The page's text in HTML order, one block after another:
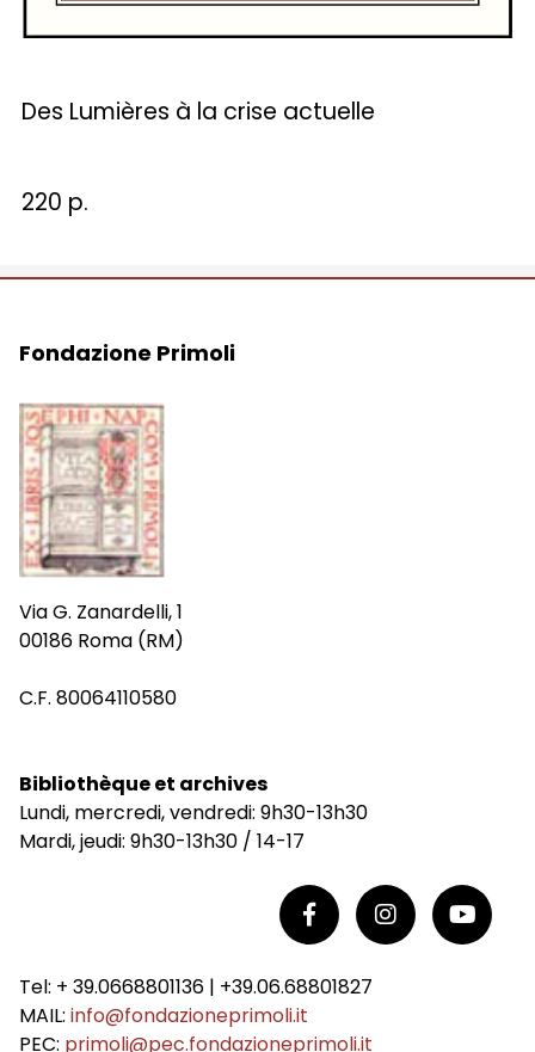
Des Lumières à la crise actuelle
220 p.
Fondazione Primoli
Via G. Zanardelli, 1
00186 Roma (RM)
C.F. 80064110580
Bibliothèque et archives
Lundi, mercredi, vendredi: 9h30-13h30
Mardi, jeudi: 9h30-13h30 / 14-17
Tel: + 39.0668801136 | +39.06.68801827
MAIL: info@fondazioneprimoli.it
PEC: primoli@pec.fondazioneprimoli.it